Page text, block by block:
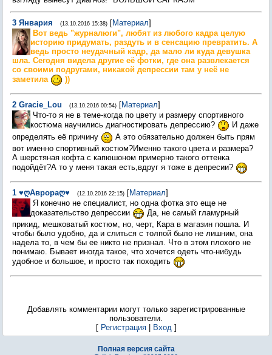
3 Январия (13.10.2016 15:38) [Материал]
Вот ведь "журналюги", любят из любого кадра целую
историю придумать, раздуть и в сенсацию превратить. А
ведь просто неудачный кадр, да мало ли куда девушка
шла. Сегодня видела другие её фотки, где она развлекается
со своими подругами, никакой депрессии там у неё не
заметила
))
2 Gracie_Lou (13.10.2016 00:54) [Материал]
Что-то я не в теме-когда по цвету и размеру спортивного
костюма научились диагностировать депрессию?
И даже
определять её причину
А это обязательно должен быть прям
вот именно спортивный костюм?Именно такого цвета и размера?
А шерстяная кофта с капюшоном примерно такого оттенка
подойдёт?А то у меня такая есть,вдруг я тоже в депресии?
1 ♥ღАврораღ♥ (12.10.2016 22:15) [Материал]
Я конечно не специалист, но одна фотка это еще не
доказательство депрессии
Да, не самый гламурный
прикид, мешковатый костюм, но, черт, Кара в магазин пошла. И
чтобы было удобно, да и слиться с толпой было не лишним, она
надела то, в чем бы ее никто не признал. Что в этом плохого не
понимаю. Бывает иногда такое, что хочется одеть что-нибудь
удобное и большое, и просто так походить
Добавлять комментарии могут только зарегистрированные
пользователи.
[ Регистрация| Вход]
Полная версия сайта